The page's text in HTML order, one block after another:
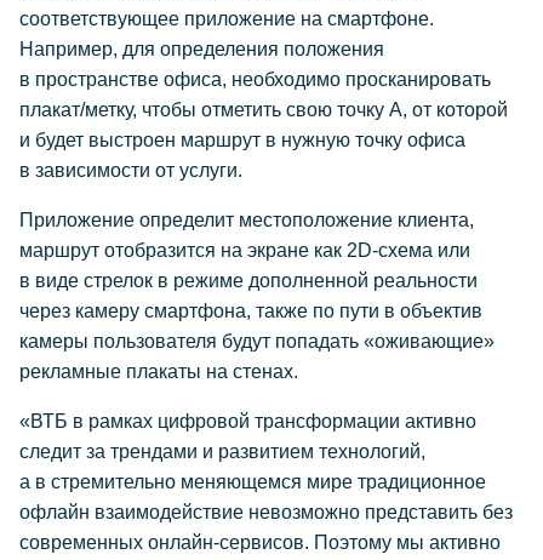
соответствующее приложение на смартфоне.
Например, для определения положения
в пространстве офиса, необходимо просканировать
плакат/метку, чтобы отметить свою точку А, от которой
и будет выстроен маршрут в нужную точку офиса
в зависимости от услуги.
Приложение определит местоположение клиента,
маршрут отобразится на экране как 2D-схема или
в виде стрелок в режиме дополненной реальности
через камеру смартфона, также по пути в объектив
камеры пользователя будут попадать «оживающие»
рекламные плакаты на стенах.
«ВТБ в рамках цифровой трансформации активно
следит за трендами и развитием технологий,
а в стремительно меняющемся мире традиционное
офлайн взаимодействие невозможно представить без
современных онлайн-сервисов. Поэтому мы активно